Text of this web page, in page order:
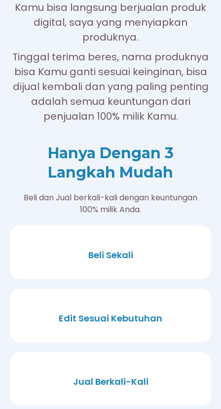
Kamu bisa langsung berjualan produk
digital, saya yang menyiapkan
produknya.
Tinggal terima beres, nama produknya
bisa Kamu ganti sesuai keinginan, bisa
dijual kembali dan yang paling penting
adalah semua keuntungan dari
penjualan 100% milik Kamu.
Hanya Dengan 3
Langkah Mudah
Beli dan Jual berkali-kali dengan keuntungan
100% milik Anda.
Beli Sekali
Edit Sesuai Kebutuhan
Jual Berkali-Kali